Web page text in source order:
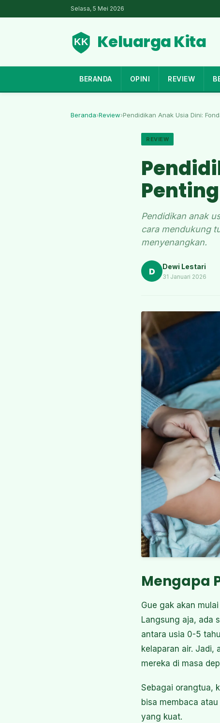
Selasa, 5 Mei 2026
Keluarga Kita
BERANDA OPINI REVIEW
Beranda›Review›Pendidikan Anak Usia Dini:
REVIEW
Pendidikan anak
cara mendukung
menyenangkan.
D Dewi Lestari
31 Januari 2026
Mengapa
Gue gak akan
Langsung aja, ada
antara usia 0-5
kelaparan air. Jadi,
mereka di masa
Sebagai orangtua,
bisa membaca
yang kuat.